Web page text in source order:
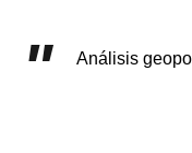
Análisis